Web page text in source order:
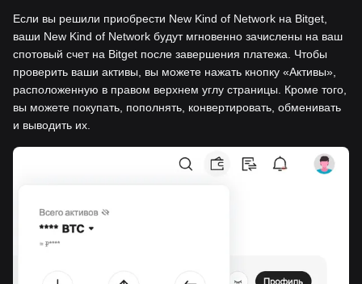
Если вы решили приобрести New Kind of Network на Bitget,
ваши New Kind of Network будут мгновенно зачислены на ваш
спотовый счет на Bitget после завершения платежа. Чтобы
проверить ваши активы, вы можете нажать кнопку «Активы»,
расположенную в правом верхнем углу страницы. Кроме того,
вы можете покупать, пополнять, конвертировать, обменивать
и выводить их.